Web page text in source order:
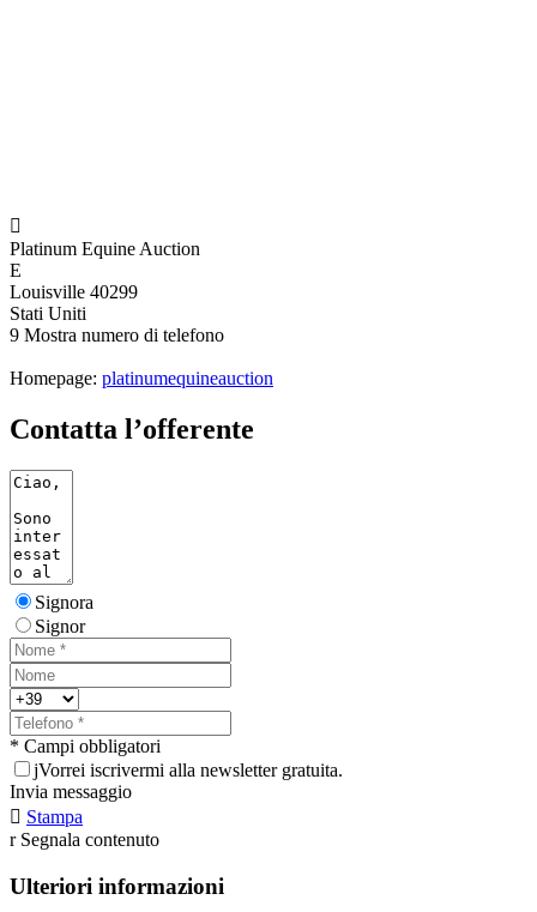

Platinum Equine Auction
E
Louisville 40299
Stati Uniti
9 Mostra numero di telefono
Homepage: platinumequineauction
Contatta l’offerente
Signora
Signor
* Campi obbligatori
jVorrei iscrivermi alla newsletter gratuita.
Invia messaggio
 Stampa
r Segnala contenuto
Ulteriori informazioni